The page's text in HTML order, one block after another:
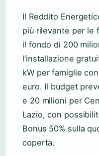
Il Reddito
più rilevante per le
il fondo di 200
l’installazione
kW per famiglie
euro. Il budget
e 20 milioni per
Lazio, con
Bonus 50% sulla
coperta.